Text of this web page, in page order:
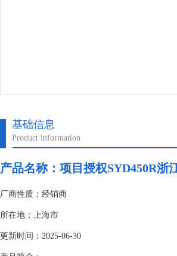
基础信息
Product information
产品名称：项目授权SYD450R浙
厂商性质：经销商
所在地：上海市
更新时间：2025-06-30